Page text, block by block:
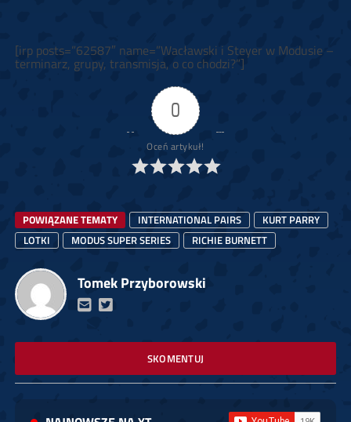
[irp posts=”62587″ name=”Wacławski i Steyer w Modusie –
terminarz, grupy, transmisja, o co chodzi?”]
0
Oceń artykuł!
POWIĄZANE TEMATY INTERNATIONAL PAIRS
KURT PARRY
LOTKI
MODUS SUPER SERIES RICHIE BURNETT
Tomek Przyborowski
SKOMENTUJ